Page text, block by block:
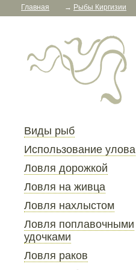
Главная → Рыбы Киргизии
Виды рыб
Использование улова
Ловля дорожкой
Ловля на живца
Ловля нахлыстом
Ловля поплавочными
удочками
Ловля раков